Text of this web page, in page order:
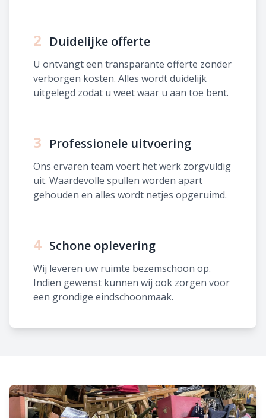
2 Duidelijke offerte
U ontvangt een transparante offerte zonder
verborgen kosten. Alles wordt duidelijk
uitgelegd zodat u weet waar u aan toe bent.
3 Professionele uitvoering
Ons ervaren team voert het werk zorgvuldig
uit. Waardevolle spullen worden apart
gehouden en alles wordt netjes opgeruimd.
4 Schone oplevering
Wij leveren uw ruimte bezemschoon op.
Indien gewenst kunnen wij ook zorgen voor
een grondige eindschoonmaak.